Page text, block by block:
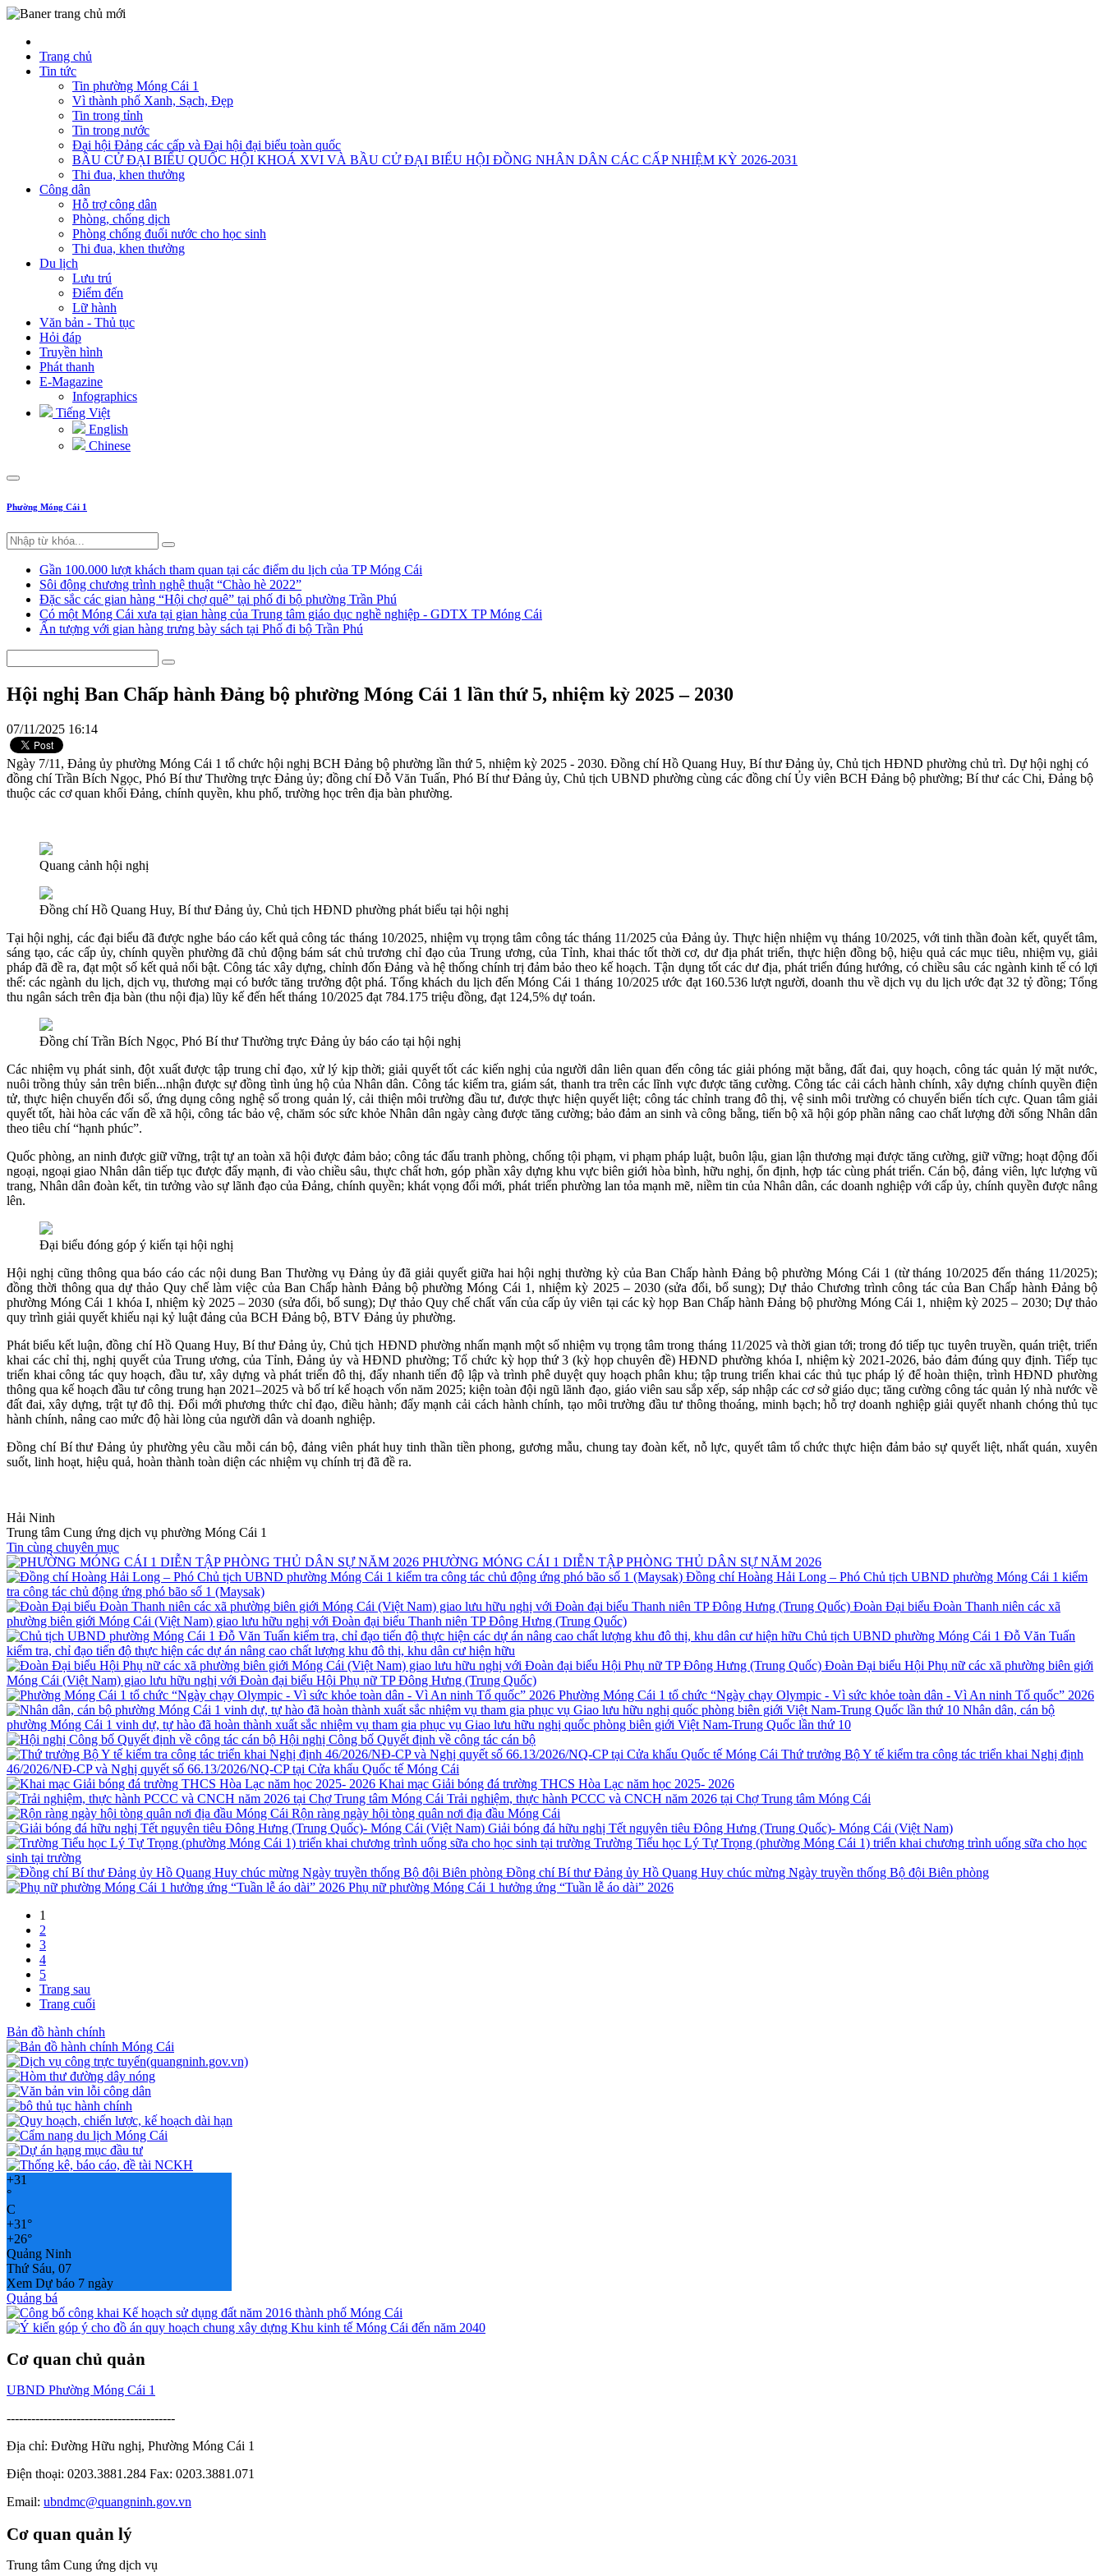
Trang chủ
Tin tức
Tin phường Móng Cái 1
Vì thành phố Xanh, Sạch, Đẹp
Tin trong tỉnh
Tin trong nước
Đại hội Đảng các cấp và Đại hội đại biểu toàn quốc
BẦU CỬ ĐẠI BIỂU QUỐC HỘI KHOÁ XVI VÀ BẦU CỬ ĐẠI BIỂU HỘI ĐỒNG NHÂN DÂN CÁC CẤP NHIỆM KỲ 2026-2031
Thi đua, khen thưởng
Công dân
Hỗ trợ công dân
Phòng, chống dịch
Phòng chống đuối nước cho học sinh
Thi đua, khen thưởng
Du lịch
Lưu trú
Điểm đến
Lữ hành
Văn bản - Thủ tục
Hỏi đáp
Truyền hình
Phát thanh
E-Magazine
Infographics
Tiếng Việt
English
Chinese
Phường Móng Cái 1
Gần 100.000 lượt khách tham quan tại các điểm du lịch của TP Móng Cái
Sôi động chương trình nghệ thuật “Chào hè 2022”
Đặc sắc các gian hàng “Hội chợ quê” tại phố đi bộ phường Trần Phú
Có một Móng Cái xưa tại gian hàng của Trung tâm giáo dục nghề nghiệp - GDTX TP Móng Cái
Ấn tượng với gian hàng trưng bày sách tại Phố đi bộ Trần Phú
Hội nghị Ban Chấp hành Đảng bộ phường Móng Cái 1 lần thứ 5, nhiệm kỳ 2025 – 2030
07/11/2025 16:14
Ngày 7/11, Đảng ủy phường Móng Cái 1 tổ chức hội nghị BCH Đảng bộ phường lần thứ 5, nhiệm kỳ 2025 - 2030. Đồng chí Hồ Quang Huy, Bí thư Đảng ủy, Chủ tịch HĐND phường chủ trì. Dự hội nghị có
đồng chí Trần Bích Ngọc, Phó Bí thư Thường trực Đảng ủy; đồng chí Đỗ Văn Tuấn, Phó Bí thư Đảng ủy, Chủ tịch UBND phường cùng các đồng chí Ủy viên BCH Đảng bộ phường; Bí thư các Chi, Đảng bộ
thuộc các cơ quan khối Đảng, chính quyền, khu phố, trường học trên địa bàn phường.
Quang cảnh hội nghị
Đồng chí Hồ Quang Huy, Bí thư Đảng ủy, Chủ tịch HĐND phường phát biểu tại hội nghị
Tại hội nghị, các đại biểu đã được nghe báo cáo kết quả công tác tháng 10/2025, nhiệm vụ trọng tâm công tác tháng 11/2025 của Đảng ủy. Thực hiện nhiệm vụ tháng 10/2025, với tinh thần đoàn kết, quyết tâm,
sáng tạo, các cấp ủy, chính quyền phường đã chủ động bám sát chủ trương chỉ đạo của Trung ương, của Tỉnh, khai thác tốt thời cơ, dư địa phát triển, thực hiện đồng bộ, hiệu quả các mục tiêu, nhiệm vụ, giải
pháp đã đề ra, đạt một số kết quả nổi bật. Công tác xây dựng, chỉnh đốn Đảng và hệ thống chính trị đảm bảo theo kế hoạch. Tận dụng tốt các dư địa, phát triển đúng hướng, có chiều sâu các ngành kinh tế có lợi
thế: các ngành du lịch, dịch vụ, thương mại có bước tăng trưởng đột phá. Tổng khách du lịch đến Móng Cái 1 tháng 10/2025 ước đạt 160.536 lượt người, doanh thu về dịch vụ du lịch ước đạt 32 tỷ đồng; Tổng
thu ngân sách trên địa bàn (thu nội địa) lũy kế đến hết tháng 10/2025 đạt 784.175 triệu đồng, đạt 124,5% dự toán.
Đồng chí Trần Bích Ngọc, Phó Bí thư Thường trực Đảng ủy báo cáo tại hội nghị
Các nhiệm vụ phát sinh, đột xuất được tập trung chỉ đạo, xử lý kịp thời; giải quyết tốt các kiến nghị của người dân liên quan đến công tác giải phóng mặt bằng, đất đai, quy hoạch, công tác quản lý mặt nước,
nuôi trồng thủy sản trên biển...nhận được sự đồng tình ủng hộ của Nhân dân. Công tác kiểm tra, giám sát, thanh tra trên các lĩnh vực được tăng cường. Công tác cải cách hành chính, xây dựng chính quyền điện
tử, thực hiện chuyển đổi số, ứng dụng công nghệ số trong quản lý, cải thiện môi trường đầu tư, được thực hiện quyết liệt; công tác chỉnh trang đô thị, vệ sinh môi trường có chuyển biến tích cực. Quan tâm giải
quyết tốt, hài hòa các vấn đề xã hội, công tác bảo vệ, chăm sóc sức khỏe Nhân dân ngày càng được tăng cường; bảo đảm an sinh và công bằng, tiến bộ xã hội góp phần nâng cao chất lượng đời sống Nhân dân
theo tiêu chí “hạnh phúc”.
Quốc phòng, an ninh được giữ vững, trật tự an toàn xã hội được đảm bảo; công tác đấu tranh phòng, chống tội phạm, vi phạm pháp luật, buôn lậu, gian lận thương mại được tăng cường, giữ vững; hoạt động đối
ngoại, ngoại giao Nhân dân tiếp tục được đẩy mạnh, đi vào chiều sâu, thực chất hơn, góp phần xây dựng khu vực biên giới hòa bình, hữu nghị, ổn định, hợp tác cùng phát triển. Cán bộ, đảng viên, lực lượng vũ
trang, Nhân dân đoàn kết, tin tưởng vào sự lãnh đạo của Đảng, chính quyền; khát vọng đổi mới, phát triển phường lan tỏa mạnh mẽ, niềm tin của Nhân dân, các doanh nghiệp với cấp ủy, chính quyền được nâng
lên.
Đại biểu đóng góp ý kiến tại hội nghị
Hội nghị cũng thông qua báo cáo các nội dung Ban Thường vụ Đảng ủy đã giải quyết giữa hai hội nghị thường kỳ của Ban Chấp hành Đảng bộ phường Móng Cái 1 (từ tháng 10/2025 đến tháng 11/2025);
đồng thời thông qua dự thảo Quy chế làm việc của Ban Chấp hành Đảng bộ phường Móng Cái 1, nhiệm kỳ 2025 – 2030 (sửa đổi, bổ sung); Dự thảo Chương trình công tác của Ban Chấp hành Đảng bộ
phường Móng Cái 1 khóa I, nhiệm kỳ 2025 – 2030 (sửa đổi, bổ sung); Dự thảo Quy chế chất vấn của cấp ủy viên tại các kỳ họp Ban Chấp hành Đảng bộ phường Móng Cái 1, nhiệm kỳ 2025 – 2030; Dự thảo
quy trình giải quyết khiếu nại kỷ luật đảng của BCH Đảng bộ, BTV Đảng ủy phường.
Phát biểu kết luận, đồng chí Hồ Quang Huy, Bí thư Đảng ủy, Chủ tịch HĐND phường nhấn mạnh một số nhiệm vụ trọng tâm trong tháng 11/2025 và thời gian tới; trong đó tiếp tục tuyên truyền, quán triệt, triển
khai các chỉ thị, nghị quyết của Trung ương, của Tỉnh, Đảng ủy và HĐND phường; Tổ chức kỳ họp thứ 3 (kỳ họp chuyên đề) HĐND phường khóa I, nhiệm kỳ 2021-2026, bảo đảm đúng quy định. Tiếp tục
triển khai công tác quy hoạch, đầu tư, xây dựng và phát triển đô thị, đẩy nhanh tiến độ lập và trình phê duyệt quy hoạch phân khu; tập trung triển khai các thủ tục pháp lý để hoàn thiện, trình HĐND phường
thông qua kế hoạch đầu tư công trung hạn 2021–2025 và bố trí kế hoạch vốn năm 2025; kiện toàn đội ngũ lãnh đạo, giáo viên sau sắp xếp, sáp nhập các cơ sở giáo dục; tăng cường công tác quản lý nhà nước về
đất đai, xây dựng, trật tự đô thị. Đổi mới phương thức chỉ đạo, điều hành; đẩy mạnh cải cách hành chính, tạo môi trường đầu tư thông thoáng, minh bạch; hỗ trợ doanh nghiệp giải quyết nhanh chóng thủ tục
hành chính, nâng cao mức độ hài lòng của người dân và doanh nghiệp.
Đồng chí Bí thư Đảng ủy phường yêu cầu mỗi cán bộ, đảng viên phát huy tinh thần tiền phong, gương mẫu, chung tay đoàn kết, nỗ lực, quyết tâm tổ chức thực hiện đảm bảo sự quyết liệt, nhất quán, xuyên
suốt, linh hoạt, hiệu quả, hoàn thành toàn diện các nhiệm vụ chính trị đã đề ra.
Hải Ninh
Trung tâm Cung ứng dịch vụ phường Móng Cái 1
Tin cùng chuyên mục
PHƯỜNG MÓNG CÁI 1 DIỄN TẬP PHÒNG THỦ DÂN SỰ NĂM 2026
Đồng chí Hoàng Hải Long – Phó Chủ tịch UBND phường Móng Cái 1 kiểm
tra công tác chủ động ứng phó bão số 1 (Maysak)
Đoàn Đại biểu Đoàn Thanh niên các xã
phường biên giới Móng Cái (Việt Nam) giao lưu hữu nghị với Đoàn đại biểu Thanh niên TP Đông Hưng (Trung Quốc)
Chủ tịch UBND phường Móng Cái 1 Đỗ Văn Tuấn
kiểm tra, chỉ đạo tiến độ thực hiện các dự án nâng cao chất lượng khu đô thị, khu dân cư hiện hữu
Đoàn Đại biểu Hội Phụ nữ các xã phường biên giới
Móng Cái (Việt Nam) giao lưu hữu nghị với Đoàn đại biểu Hội Phụ nữ TP Đông Hưng (Trung Quốc)
Phường Móng Cái 1 tổ chức “Ngày chạy Olympic - Vì sức khỏe toàn dân - Vì An ninh Tổ quốc” 2026
Nhân dân, cán bộ
phường Móng Cái 1 vinh dự, tự hào đã hoàn thành xuất sắc nhiệm vụ tham gia phục vụ Giao lưu hữu nghị quốc phòng biên giới Việt Nam-Trung Quốc lần thứ 10
Hội nghị Công bố Quyết định về công tác cán bộ
Thứ trưởng Bộ Y tế kiểm tra công tác triển khai Nghị định
46/2026/NĐ-CP và Nghị quyết số 66.13/2026/NQ-CP tại Cửa khẩu Quốc tế Móng Cái
Khai mạc Giải bóng đá trường THCS Hòa Lạc năm học 2025- 2026
Trải nghiệm, thực hành PCCC và CNCH năm 2026 tại Chợ Trung tâm Móng Cái
Rộn ràng ngày hội tòng quân nơi địa đầu Móng Cái
Giải bóng đá hữu nghị Tết nguyên tiêu Đông Hưng (Trung Quốc)- Móng Cái (Việt Nam)
Trường Tiểu học Lý Tự Trọng (phường Móng Cái 1) triển khai chương trình uống sữa cho học
sinh tại trường
Đồng chí Bí thư Đảng ủy Hồ Quang Huy chúc mừng Ngày truyền thống Bộ đội Biên phòng
Phụ nữ phường Móng Cái 1 hưởng ứng “Tuần lễ áo dài” 2026
1
2
3
4
5
Trang sau
Trang cuối
Bản đồ hành chính
+31
°
C
+31°
+26°
Quảng Ninh
Thứ Sáu, 07
Xem Dự báo 7 ngày
Quảng bá
Cơ quan chủ quản
UBND Phường Móng Cái 1
-----------------------------------------
Địa chỉ: Đường Hữu nghị, Phường Móng Cái 1
Điện thoại: 0203.3881.284 Fax: 0203.3881.071
Email: ubndmc@quangninh.gov.vn
Cơ quan quản lý
Trung tâm Cung ứng dịch vụ